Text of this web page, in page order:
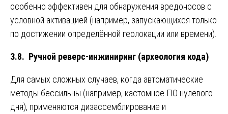
особенно эффективен для обнаружения вредоносов с
условной активацией (например, запускающихся только
по достижении определённой геолокации или времени).
3.8. Ручной реверс-инжиниринг (археология кода)
Для самых сложных случаев, когда автоматические
методы бессильны (например, кастомное ПО нулевого
дня), применяются дизассемблирование и